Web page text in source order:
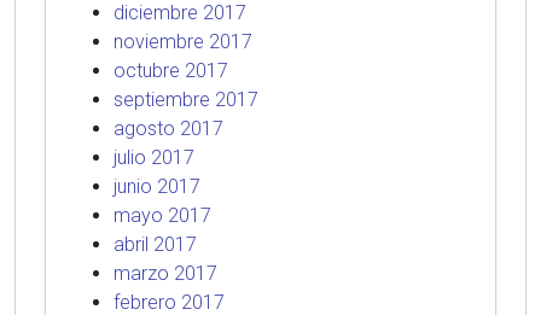
diciembre 2017
noviembre 2017
octubre 2017
septiembre 2017
agosto 2017
julio 2017
junio 2017
mayo 2017
abril 2017
marzo 2017
febrero 2017